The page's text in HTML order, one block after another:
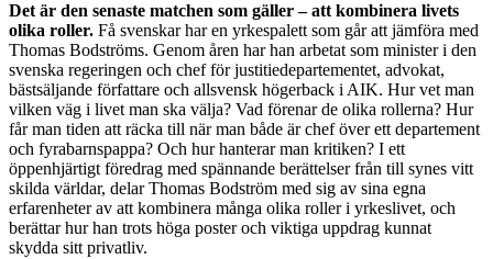
Det är den senaste matchen som gäller – att kombinera livets
olika roller. Få svenskar har en yrkespalett som går att jämföra med
Thomas Bodströms. Genom åren har han arbetat som minister i den
svenska regeringen och chef för justitiedepartementet, advokat,
bästsäljande författare och allsvensk högerback i AIK. Hur vet man
vilken väg i livet man ska välja? Vad förenar de olika rollerna? Hur
får man tiden att räcka till när man både är chef över ett departement
och fyrabarnspappa? Och hur hanterar man kritiken? I ett
öppenhjärtigt föredrag med spännande berättelser från till synes vitt
skilda världar, delar Thomas Bodström med sig av sina egna
erfarenheter av att kombinera många olika roller i yrkeslivet, och
berättar hur han trots höga poster och viktiga uppdrag kunnat
skydda sitt privatliv.